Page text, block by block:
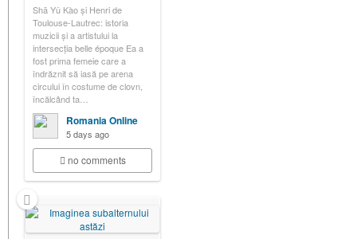
Shā Yǔ Kào și Henri de
Toulouse-Lautrec: istoria
muzicii și a artistului la
intersecția belle époque Ea a
fost prima femeie care a
îndrăznit să iasă pe arena
circului în costume de clovn,
încălcând ta…
Romania Online
5 days ago
no comments